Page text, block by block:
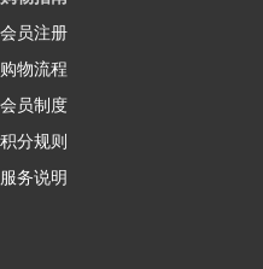
会员注册
购物流程
会员制度
积分规则
服务说明